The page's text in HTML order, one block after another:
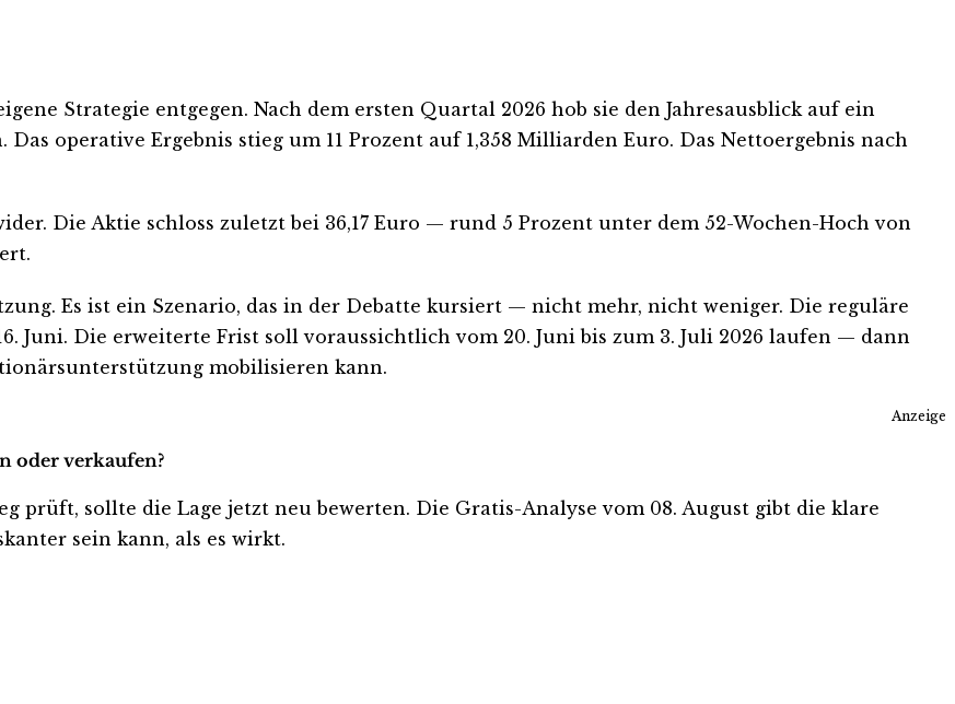
Strategie entgegen. Nach dem ersten Quartal 2026 hob sie den Jahresausblick auf ein
operative Ergebnis stieg um 11 Prozent auf 1,358 Milliarden Euro. Das Nettoergebnis nach
Die Aktie schloss zuletzt bei 36,17 Euro — rund 5 Prozent unter dem 52-Wochen-Hoch von
Es ist ein Szenario, das in der Debatte kursiert — nicht mehr, nicht weniger. Die reguläre
Juni. Die erweiterte Frist soll voraussichtlich vom 20. Juni bis zum 3. Juli 2026 laufen — dann
mobilisieren kann.
Anzeige
oder verkaufen?
prüft, sollte die Lage jetzt neu bewerten. Die Gratis-Analyse vom 08. August gibt die klare
sein kann, als es wirkt.